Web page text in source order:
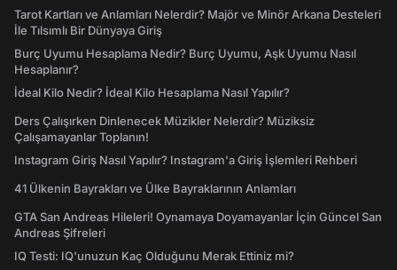
Tarot Kartları ve Anlamları Nelerdir? Majör ve Minör Arkana Desteleri
İle Tılsımlı Bir Dünyaya Giriş
Burç Uyumu Hesaplama Nedir? Burç Uyumu, Aşk Uyumu Nasıl
Hesaplanır?
İdeal Kilo Nedir? İdeal Kilo Hesaplama Nasıl Yapılır?
Ders Çalışırken Dinlenecek Müzikler Nelerdir? Müziksiz
Çalışamayanlar Toplanın!
Instagram Giriş Nasıl Yapılır? Instagram'a Giriş İşlemleri Rehberi
41 Ülkenin Bayrakları ve Ülke Bayraklarının Anlamları
GTA San Andreas Hileleri! Oynamaya Doyamayanlar İçin Güncel San
Andreas Şifreleri
IQ Testi: IQ'unuzun Kaç Olduğunu Merak Ettiniz mi?